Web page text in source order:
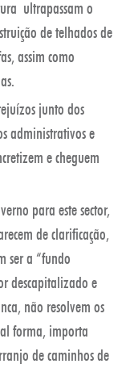
ultrapassam o
de telhados de
assim como
junto dos
administrativos e
e cheguem
para este sector,
de clarificação,
ser a “fundo
descapitalizado e
não resolvem os
forma, importa
de caminhos de